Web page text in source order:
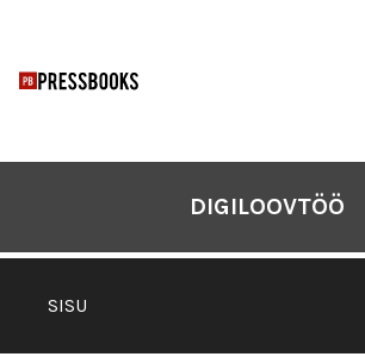
juurde
SISU
DIGILOOVTÖÖ